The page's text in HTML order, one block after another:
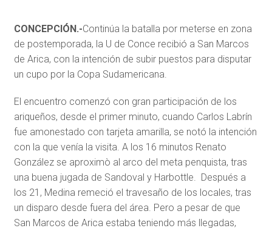
CONCEPCIÓN.-Continúa la batalla por meterse en zona
de postemporada, la U de Conce recibió a San Marcos
de Arica, con la intención de subir puestos para disputar
un cupo por la Copa Sudamericana.
El encuentro comenzó con gran participación de los
ariqueños, desde el primer minuto, cuando Carlos Labrín
fue amonestado con tarjeta amarilla, se notó la intención
con la que venía la visita. A los 16 minutos Renato
González se aproximò al arco del meta penquista, tras
una buena jugada de Sandoval y Harbottle. Después a
los 21, Medina remeció el travesaño de los locales, tras
un disparo desde fuera del área. Pero a pesar de que
San Marcos de Arica estaba teniendo más llegadas,